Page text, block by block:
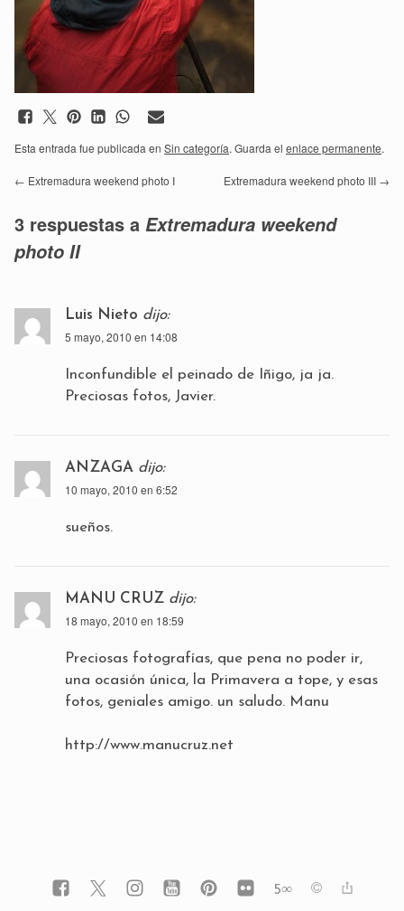
Esta entrada fue publicada en Sin categoría. Guarda el enlace permanente.
← Extremadura weekend photo I Extremadura weekend photo III →
3 respuestas a Extremadura weekend
photo II
Luis Nieto dijo:
5 mayo, 2010 en 14:08
Inconfundible el peinado de Iñigo, ja ja.
Preciosas fotos, Javier.
ANZAGA dijo:
10 mayo, 2010 en 6:52
sueños.
MANU CRUZ dijo:
18 mayo, 2010 en 18:59
Preciosas fotografías, que pena no poder ir,
una ocasión única, la Primavera a tope, y esas
fotos, geniales amigo. un saludo. Manu
http://www.manucruz.net
5∞